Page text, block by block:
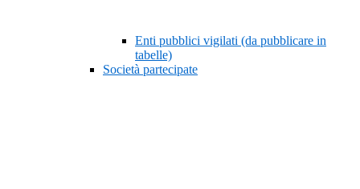
Enti pubblici vigilati (da pubblicare in
tabelle)
Società partecipate